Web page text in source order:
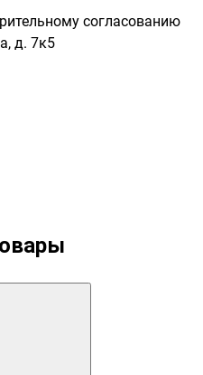
согласованию
д. 7к5